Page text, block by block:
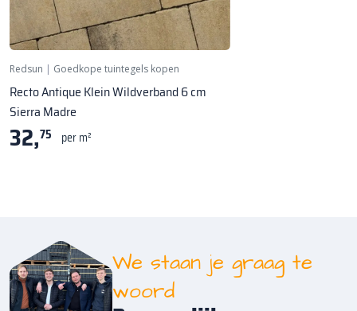
Redsun | Goedkope tuintegels kopen
Recto Antique Klein Wildverband 6 cm
Sierra Madre
32,75 per m²
We staan je graag te
woord